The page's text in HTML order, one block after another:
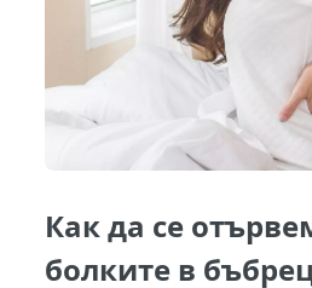
Как да се
болките в